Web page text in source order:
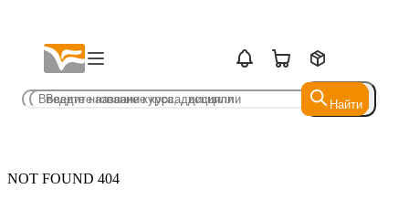
Найти
Найти
NOT FOUND 404